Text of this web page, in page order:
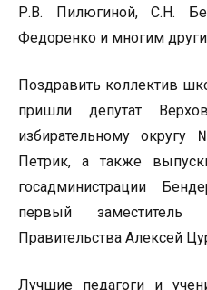
Р.В. Пилюгиной, С.Н.
Федоренко и многим
Поздравить коллектив
пришли депутат
избирательному
Петрик, а также
госадминистрации
первый заместитель
Правительства Алексей
Лучшие педагоги и